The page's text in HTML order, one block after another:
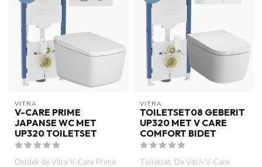
VITRA
V-CARE PRIME
JAPANSE WC MET
UP320 TOILETSET
Ontdek de Vitra V-Care Prime
VITRA
TOILETSET08 GEBERIT
UP320 MET V CARE
COMFORT BIDET
Toiletset. De VitrA V-Care